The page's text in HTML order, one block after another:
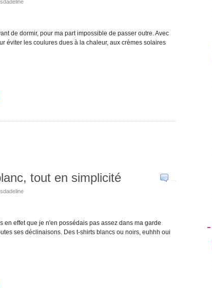
de dormir, pour ma part impossible de passer outre. Avec
éviter les coulures dues à la chaleur, aux crèmes solaires
…
tout en simplicité
en effet que je n'en possédais pas assez dans ma garde
ses déclinaisons. Des t-shirts blancs ou noirs, euhhh oui